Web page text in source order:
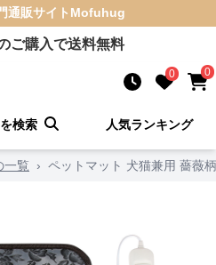
通販サイト Mofuhug
ご購入で送料無料
0 0
検索 人気ランキング
一覧 › ペットマット 犬猫兼用 薔薇